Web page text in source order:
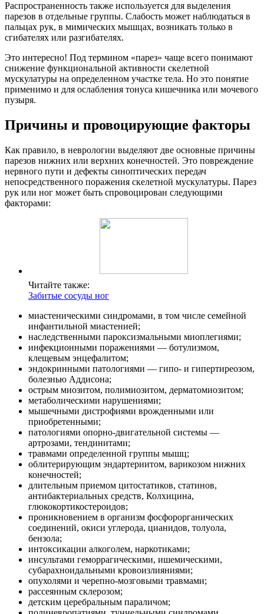
Распространенность также используется для выделения
парезов в отдельные группы. Слабость может наблюдаться в
пальцах рук, в мимических мышцах, возникать только в
сгибателях или разгибателях.
Это интересно! Под термином «парез» чаще всего понимают
снижение функциональной активности скелетной
мускулатуры на определенном участке тела. Но это понятие
применимо и для ослабления тонуса кишечника или мочевого
пузыря.
Причины и провоцирующие факторы
Как правило, в неврологии выделяют две основные причины
парезов нижних или верхних конечностей. Это повреждение
нервного пути и дефекты синоптических передач
непосредственного поражения скелетной мускулатуры. Парез
рук или ног может быть спровоцирован следующими
факторами:
Читайте также:
Забитые сосуды ног
миастеническими синдромами, в том числе семейной
инфантильной миастенией;
наследственными пароксизмальными миоплегиями;
инфекционными поражениями — ботулизмом,
клещевым энцефалитом;
эндокринными патологиями — гипо- и гипертиреозом,
болезнью Аддисона;
острым миозитом, полимиозитом, дерматомиозитом;
метаболическими нарушениями;
мышечными дистрофиями врожденными или
приобретенными;
патологиями опорно-двигательной системы —
артрозами, тендинитами;
травмами определенной группы мышц;
облитерирующим эндартериитом, варикозом нижних
конечностей;
длительным приемом цитостатиков, статинов,
антибактериальных средств, Колхицина,
глюкокортикостероидов;
проникновением в организм фосфорорганических
соединений, окиси углерода, цианидов, толуола,
бензола;
интоксикации алкоголем, наркотиками;
инсультами геморрагическими, ишемическими,
субарахноидальными кровоизлияниями;
опухолями и черепно-мозговыми травмами;
рассеянным склерозом;
детским церебральным параличом;